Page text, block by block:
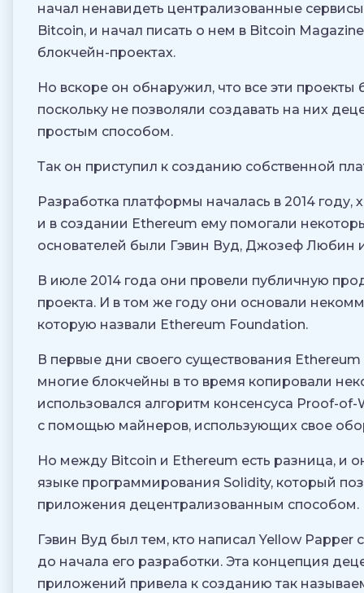
начал ненавидеть централизованные
Bitcoin, и начал писать о нем в Bitcoin
блокчейн-проектах.
Но вскоре он обнаружил, что все эти
поскольку не позволяли создавать на них
простым способом.
Так он приступил к созданию собственной
Разработка платформы началась в 2014 году,
и в создании Ethereum ему помогали
основателей были Гэвин Вуд, Джозеф Любин
В июле 2014 года они провели публичную
проекта. И в том же году они основали
которую назвали Ethereum Foundation.
В первые дни своего существования
многие блокчейны в то время копировали
использовался алгоритм консенсуса Proof-
с помощью майнеров, использующих свое
Но между Bitcoin и Ethereum есть разница, и
языке программирования Solidity, который
приложения децентрализованным способом.
Гэвин Вуд был тем, кто написал Yellow
до начала его разработки. Эта концепция
приложений привела к созданию так